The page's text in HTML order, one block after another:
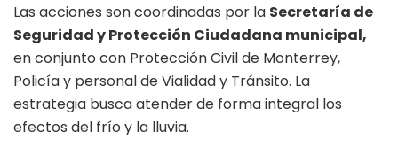
Las acciones son coordinadas por la Secretaría de
Seguridad y Protección Ciudadana municipal,
en conjunto con Protección Civil de Monterrey,
Policía y personal de Vialidad y Tránsito. La
estrategia busca atender de forma integral los
efectos del frío y la lluvia.